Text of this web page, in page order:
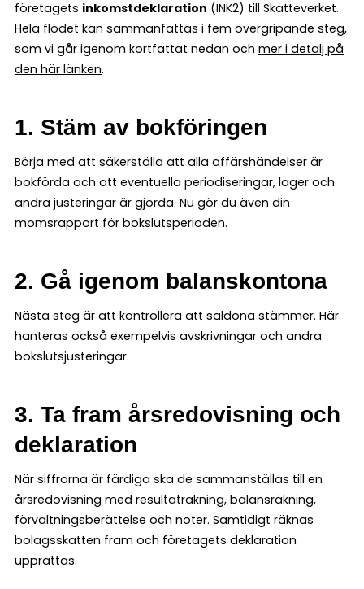
företagets inkomstdeklaration (INK2) till Skatteverket.
Hela flödet kan sammanfattas i fem övergripande steg,
som vi går igenom kortfattat nedan och mer i detalj på
den här länken.
1. Stäm av bokföringen
Börja med att säkerställa att alla affärshändelser är
bokförda och att eventuella periodiseringar, lager och
andra justeringar är gjorda. Nu gör du även din
momsrapport för bokslutsperioden.
2. Gå igenom balanskontona
Nästa steg är att kontrollera att saldona stämmer. Här
hanteras också exempelvis avskrivningar och andra
bokslutsjusteringar.
3. Ta fram årsredovisning och
deklaration
När siffrorna är färdiga ska de sammanställas till en
årsredovisning med resultaträkning, balansräkning,
förvaltningsberättelse och noter. Samtidigt räknas
bolagsskatten fram och företagets deklaration
upprättas.